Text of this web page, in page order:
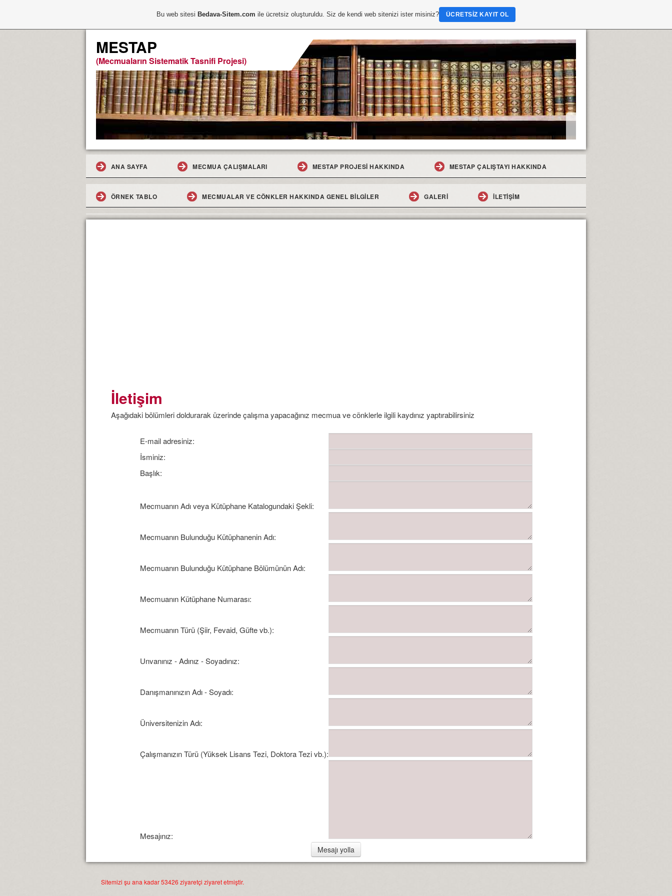
MESTAP
(Mecmuaların Sistematik Tasnifi Projesi)
ANA SAYFA MECMUA ÇALIŞMALARI MESTAP PROJESI HAKKINDA MESTAP ÇALIŞTAYI HAKKINDA
ÖRNEK TABLO MECMUALAR VE CÖNKLER HAKKINDA GENEL BILGILER GALERI İLETIŞIM
İletişim
Aşağıdaki bölümleri doldurarak üzerinde çalışma yapacağınız mecmua ve cönklerle ilgili kaydınız yaptırabilirsiniz
E-mail adresiniz:
İsminiz:
Başlık:
Mecmuanın Adı veya Kütüphane Katalogundaki Şekli:
Mecmuanın Bulunduğu Kütüphanenin Adı:
Mecmuanın Bulunduğu Kütüphane Bölümünün Adı:
Mecmuanın Kütüphane Numarası:
Mecmuanın Türü (Şiir, Fevaid, Güfte vb.):
Unvanınız - Adınız - Soyadınız:
Danışmanınızın Adı - Soyadı:
Üniversitenizin Adı:
Çalışmanızın Türü (Yüksek Lisans Tezi, Doktora Tezi vb.):
Mesajınız:
Sitemizi şu ana kadar 53426 ziyaretçi ziyaret etmiştir.
Bu web sitesi Bedava-Sitem.com ile ücretsiz oluşturuldu. Siz de kendi web sitenizi ister misiniz? ÜCRETSIZ KAYIT OL